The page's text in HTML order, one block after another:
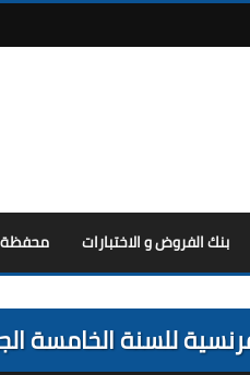
بنك الفروض و الاختبارات محفظة
للسنة الخامسة